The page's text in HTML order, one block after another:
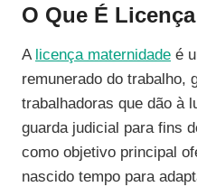
O Que É
A licença maternidade é
remunerado do trabalho,
trabalhadoras que dão à
guarda judicial para fins
como objetivo principal
nascido tempo para